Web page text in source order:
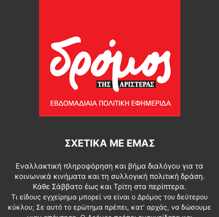
ΣΧΕΤΙΚΆ ΜΕ ΕΜΆΣ
Εναλλακτική πληροφόρηση και βήμα διαλόγου για τα
κοινωνικά κινήματα και τη συλλογική πολιτική δράση.
Κάθε Σάββατο έως και Τρίτη στα περίπτερα.
Τι είδους εγχείρημα μπορεί να είναι ο Δρόμος του δεύτερου
κύκλου; Σε αυτό το ερώτημα πρέπει, κατ’ αρχάς, να δώσουμε